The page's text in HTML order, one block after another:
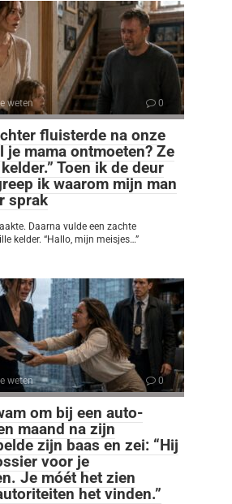
weten 0
fluisterde na onze
je mama ontmoeten? Ze
Toen ik de deur
ik waarom mijn man
sprak
Daarna vulde een zachte
kelder. “Hallo, mijn meisjes…”
weten 0
om bij een auto-
maand na zijn
zijn baas en zei: “Hij
voor je
Je móét het zien
het vinden.”